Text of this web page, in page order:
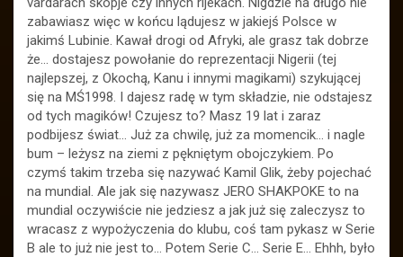
zabawiasz więc w końcu lądujesz w jakiejś Polsce w
jakimś Lubinie. Kawał drogi od Afryki, ale grasz tak dobrze
że… dostajesz powołanie do reprezentacji Nigerii (tej
najlepszej, z Okochą, Kanu i innymi magikami) szykującej
się na MŚ1998. I dajesz radę w tym składzie, nie odstajesz
od tych magików! Czujesz to? Masz 19 lat i zaraz
podbijesz świat… Już za chwilę, już za momencik… i nagle
bum – leżysz na ziemi z pękniętym obojczykiem. Po
czymś takim trzeba się nazywać Kamil Glik, żeby pojechać
na mundial. Ale jak się nazywasz JERO SHAKPOKE to na
mundial oczywiście nie jedziesz a jak już się zaleczysz to
wracasz z wypożyczenia do klubu, coś tam pykasz w Serie
B ale to już nie jest to… Potem Serie C… Serie E… Ehhh, było